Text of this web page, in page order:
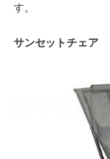
す。
サンセットチェア